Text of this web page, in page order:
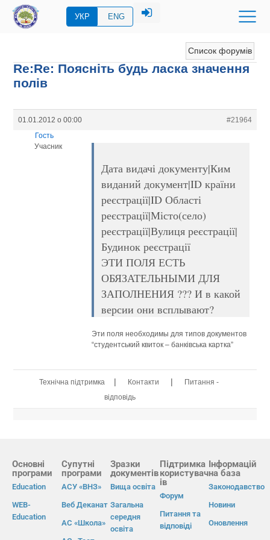
УКР ENG
Список форумів
Re:Re: Поясніть будь ласка значення
полів
01.01.2012 о 00:00
#21964
Гость
Учасник
Дата видачі документу|Ким
виданий документ|ID країни
реєстрації|ID Області
реєстрації|Місто(село)
реєстрації|Вулиця реєстрації|
Будинок реєстрації
ЭТИ ПОЛЯ ЕСТЬ
ОБЯЗАТЕЛЬНЫМИ ДЛЯ
ЗАПОЛНЕНИЯ ??? И в какой
версии они всплывают?
Эти поля необходимы для типов документов
“студентський квиток – банківська картка”
Технічна підтримка | Контакти |
Питання -
відповідь
Основні
програми
Education
WEB-
Education
Супутні
програми
АСУ «ВНЗ»
Веб Деканат
АС «Школа»
Зразки
документів
Вища освіта
Загальна
середня
освіта
Підтримка
користувач
ів
Форум
Питання та
відповіді
Інформацій
на база
Законодавство
Новини
Оновлення